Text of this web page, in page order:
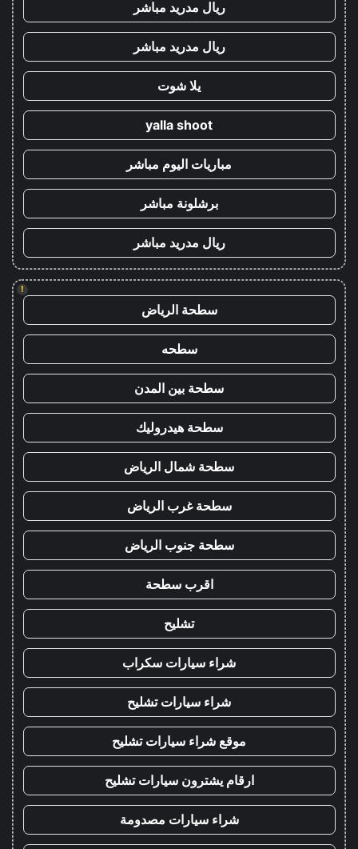
ريال مدريد مباشر
ريال مدريد مباشر
يلا شوت
yalla shoot
مباريات اليوم مباشر
برشلونة مباشر
ريال مدريد مباشر
!
سطحة الرياض
سطحه
سطحة بين المدن
سطحة هيدروليك
سطحة شمال الرياض
سطحة غرب الرياض
سطحة جنوب الرياض
اقرب سطحة
تشليح
شراء سيارات سكراب
شراء سيارات تشليح
موقع شراء سيارات تشليح
ارقام يشترون سيارات تشليح
شراء سيارات مصدومة